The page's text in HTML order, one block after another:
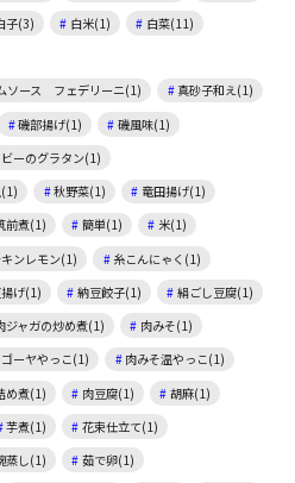
子(3) 白米(1)
白菜(11)
ソース フェデリーニ(1)
真砂子和え(1)
磯部揚げ(1)
磯風味(1)
ーのグラタン(1)
秋野菜(1)
竜田揚げ(1)
前煮(1) 簡単(1)
米(1)
ンレモン(1)
糸こんにゃく(1)
げ(1) 納豆餃子(1)
絹ごし豆腐(1)
ジャガの炒め煮(1)
肉みそ(1)
ーヤやっこ(1)
肉みそ温やっこ(1)
め煮(1) 肉豆腐(1)
胡麻(1)
芋煮(1)
花束仕立て(1)
蒸し(1)
茹で卵(1)